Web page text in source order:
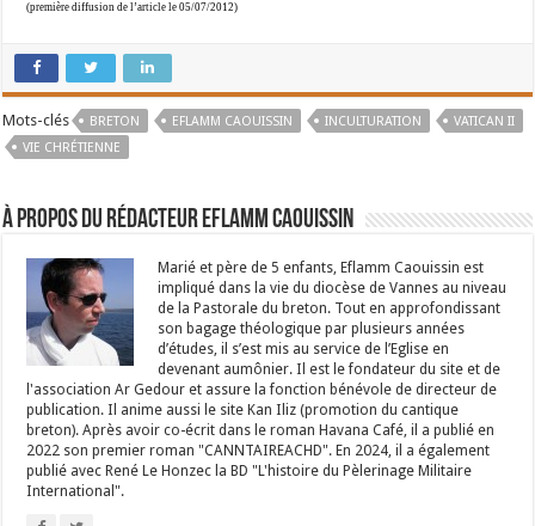
(première diffusion de l’article le 05/07/2012)
Mots-clés BRETON EFLAMM CAOUISSIN INCULTURATION
VATICAN II
VIE CHRÉTIENNE
À propos du rédacteur Eflamm Caouissin
Marié et père de 5 enfants, Eflamm Caouissin est
impliqué dans la vie du diocèse de Vannes au niveau
de la Pastorale du breton. Tout en approfondissant
son bagage théologique par plusieurs années
d’études, il s’est mis au service de l’Eglise en
devenant aumônier. Il est le fondateur du site et de
l'association Ar Gedour et assure la fonction bénévole de directeur de
publication. Il anime aussi le site Kan Iliz (promotion du cantique
breton). Après avoir co-écrit dans le roman Havana Café, il a publié en
2022 son premier roman "CANNTAIREACHD". En 2024, il a également
publié avec René Le Honzec la BD "L'histoire du Pèlerinage Militaire
International".